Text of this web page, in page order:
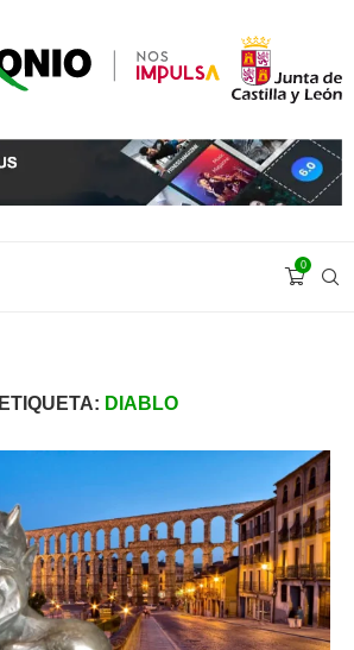
0
ETIQUETA: DIABLO